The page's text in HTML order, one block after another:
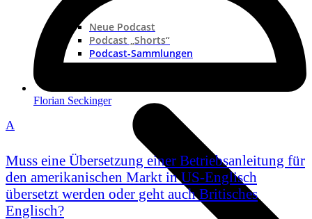
Neue Podcast
Podcast „Shorts“
Podcast-Sammlungen
Florian Seckinger
A
Muss eine Übersetzung einer Betriebsanleitung für
den amerikanischen Markt in US-Englisch
übersetzt werden oder geht auch Britisches
Englisch?